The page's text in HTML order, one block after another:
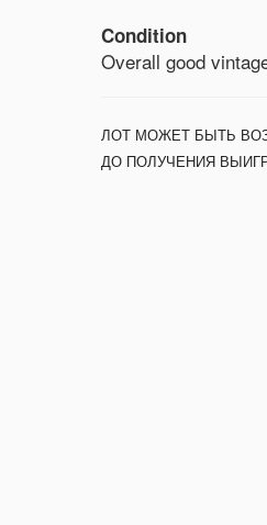
Condition
Overall good
ЛОТ МОЖЕТ БЫТЬ
ДО ПОЛУЧЕНИЯ